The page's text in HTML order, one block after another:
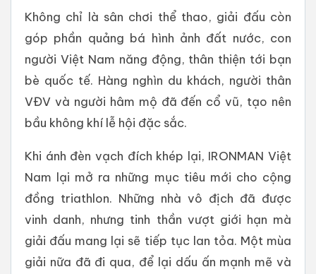
Không chỉ là sân chơi thể thao, giải đấu còn
góp phần quảng bá hình ảnh đất nước, con
người Việt Nam năng động, thân thiện tới bạn
bè quốc tế. Hàng nghìn du khách, người thân
VĐV và người hâm mộ đã đến cổ vũ, tạo nên
bầu không khí lễ hội đặc sắc.
Khi ánh đèn vạch đích khép lại, IRONMAN Việt
Nam lại mở ra những mục tiêu mới cho cộng
đồng triathlon. Những nhà vô địch đã được
vinh danh, nhưng tinh thần vượt giới hạn mà
giải đấu mang lại sẽ tiếp tục lan tỏa. Một mùa
giải nữa đã đi qua, để lại dấu ấn mạnh mẽ và